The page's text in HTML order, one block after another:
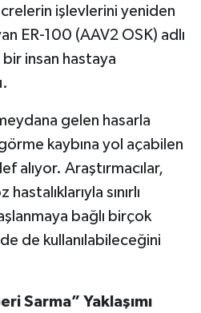
işlevlerini yeniden
ER-100 (AAV2 OSK) adlı
insan hastaya
gelen hasarla
kaybına yol açabilen
alıyor. Araştırmacılar,
hastalıklarıyla sınırlı
bağlı birçok
de kullanılabileceğini
Sarma” Yaklaşımı